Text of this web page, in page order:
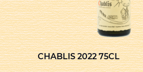
CHABLIS 2022 75CL